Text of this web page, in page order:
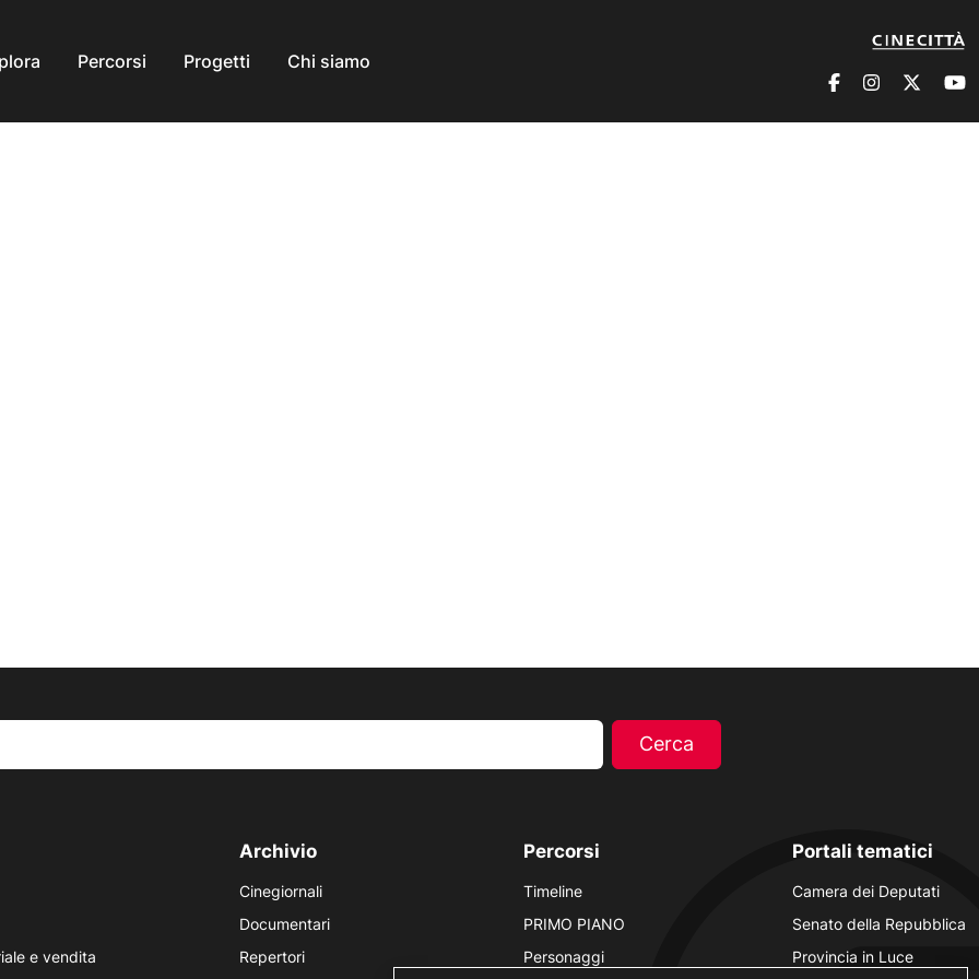
Percorsi Progetti Chi siamo
e vendita
Archivio
Cinegiornali
Documentari
Repertori
Percorsi
Timeline
PRIMO PIANO
Personaggi
Portali tematici
Camera dei Deputati
Senato della Repubblica
Provincia in Luce